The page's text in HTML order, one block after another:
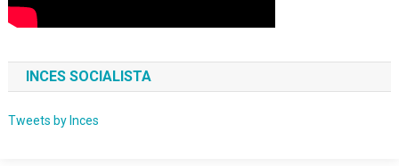
INCES SOCIALISTA
Tweets by Inces